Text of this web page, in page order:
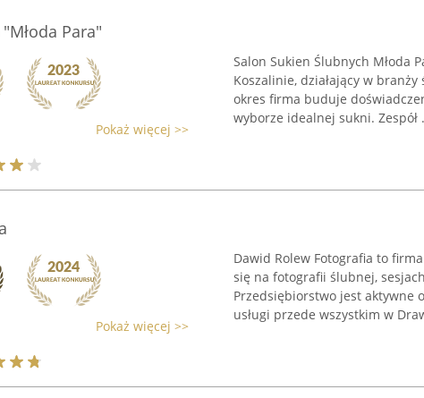
Para"
Pokaż więcej >>
Salon Sukien Ślubnych Młoda
Koszalinie, działający w
okres firma buduje
wyborze idealnej sukni. Zespół
Pokaż więcej >>
Dawid Rolew Fotografia to
się na fotografii ślubnej,
Przedsiębiorstwo jest aktywne
usługi przede wszystkim w